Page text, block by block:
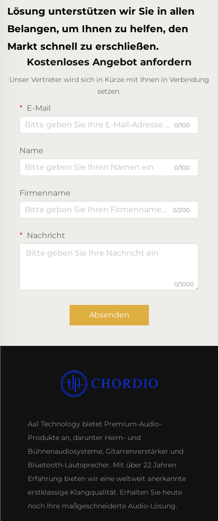
Lösung unterstützen wir Sie in allen
Belangen, um Ihnen zu helfen, den
Markt schnell zu erschließen.
Kostenloses Angebot anfordern
Unser Vertreter wird sich in Kürze mit Ihnen in Verbindung
setzen.
E-Mail
0/100
Name
0/100
Firmenname
0/200
Nachricht
0/1000
Absenden
Aa1 Technology bietet Premium-Audio-
Produkte an, darunter Heim- und
Bühnenaudiosysteme, Gitarrenverstärker und
Bluetooth-Lautsprecher. Mit über 22 Jahren
Erfahrung bieten wir eine weltweit anerkannte
erstklassige Klangqualität. Erhalten Sie heute
noch Ihre maßgeschneiderte Audio-Lösung.